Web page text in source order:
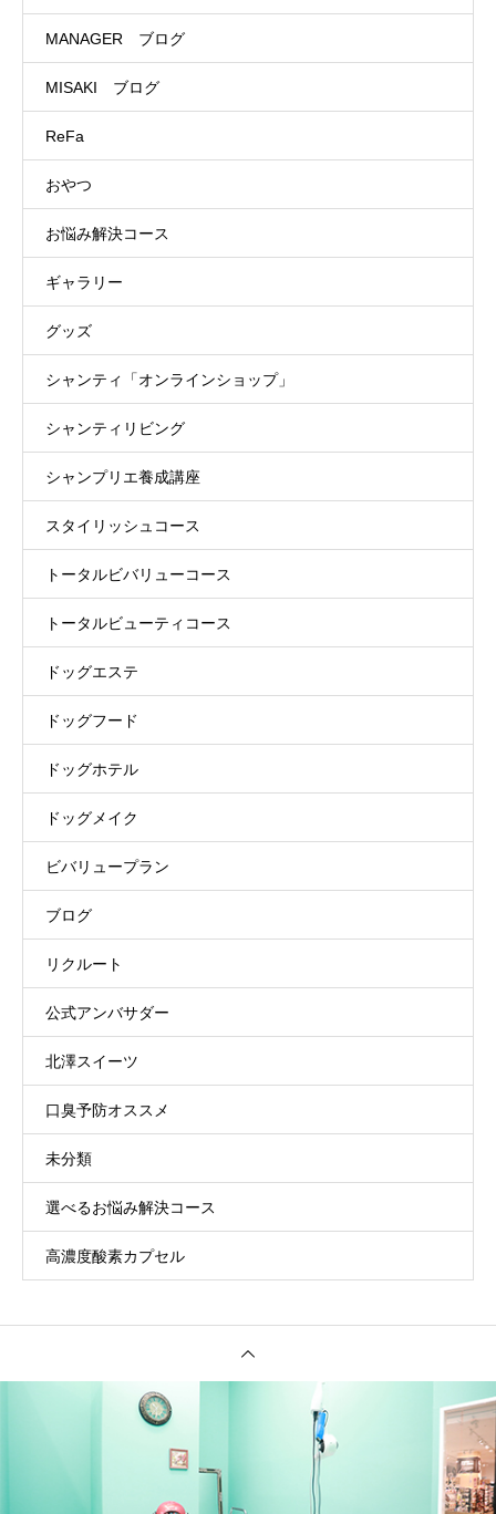
MANAGER ブログ
MISAKI ブログ
ReFa
おやつ
お悩み解決コース
ギャラリー
グッズ
シャンティ「オンラインショップ」
シャンティリビング
シャンプリエ養成講座
スタイリッシュコース
トータルビバリューコース
トータルビューティコース
ドッグエステ
ドッグフード
ドッグホテル
ドッグメイク
ビバリュープラン
ブログ
リクルート
公式アンバサダー
北澤スイーツ
口臭予防オススメ
未分類
選べるお悩み解決コース
高濃度酸素カプセル